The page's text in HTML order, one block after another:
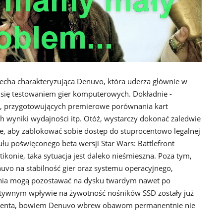
charakteryzująca Denuvo, która uderza głównie w
testowaniem gier komputerowych. Dokładnie -
przygotowujących premierowe porównania kart
wyniki wydajności itp. Otóż, wystarczy dokonać zaledwie
aby zablokować sobie dostęp do stuprocentowo legalnej
poświęconego beta wersji Star Wars: Battlefront
taka sytuacja jest daleko nieśmieszna. Poza tym,
na stabilność gier oraz systemu operacyjnego,
mogą pozostawać na dysku twardym nawet po
wpływie na żywotność nośników SSD zostały już
bowiem Denuvo wbrew obawom permanentnie nie